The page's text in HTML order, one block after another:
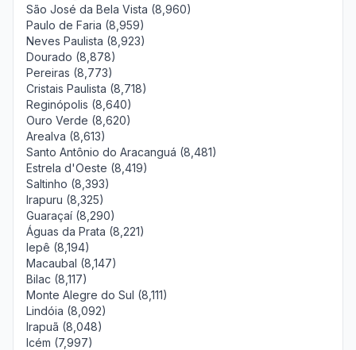
São José da Bela Vista (8,960)
Paulo de Faria (8,959)
Neves Paulista (8,923)
Dourado (8,878)
Pereiras (8,773)
Cristais Paulista (8,718)
Reginópolis (8,640)
Ouro Verde (8,620)
Arealva (8,613)
Santo Antônio do Aracanguá (8,481)
Estrela d'Oeste (8,419)
Saltinho (8,393)
Irapuru (8,325)
Guaraçaí (8,290)
Águas da Prata (8,221)
Iepê (8,194)
Macaubal (8,147)
Bilac (8,117)
Monte Alegre do Sul (8,111)
Lindóia (8,092)
Irapuã (8,048)
Icém (7,997)